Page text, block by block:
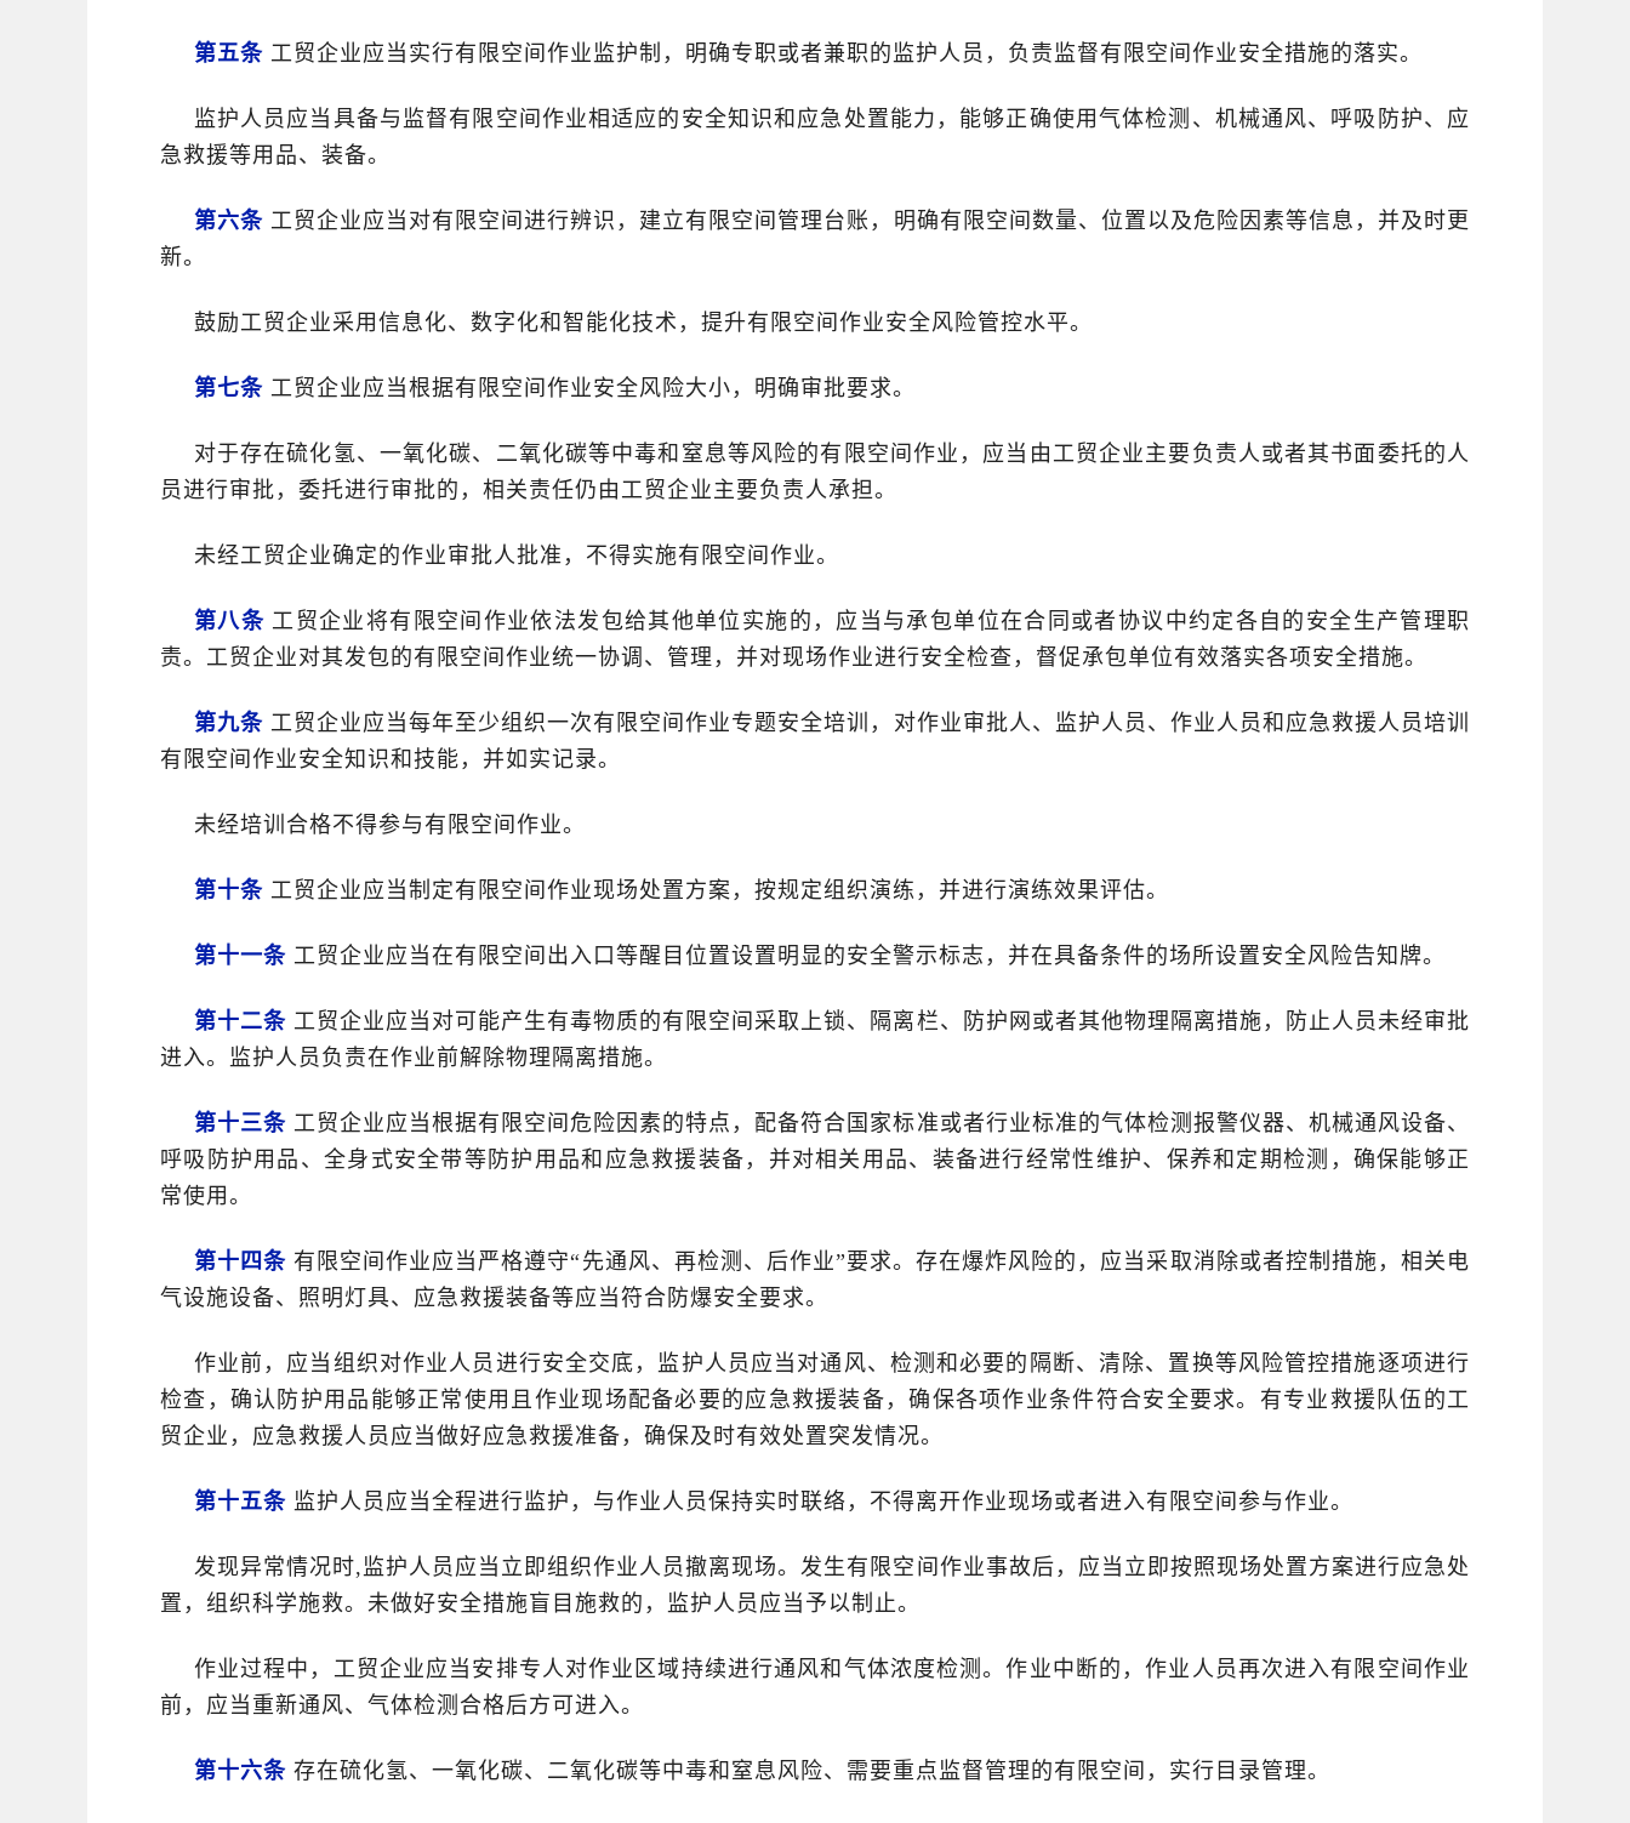
第五条工贸企业应当实行有限空间作业监护制，明确专职或者兼职的监护人员，负责监督有限空间作业安全措施的落实。
监护人员应当具备与监督有限空间作业相适应的安全知识和应急处置能力，能够正确使用气体检测、机械通风、呼吸防护、应
急救援等用品、装备。
第六条工贸企业应当对有限空间进行辨识，建立有限空间管理台账，明确有限空间数量、位置以及危险因素等信息，并及时更
新。
鼓励工贸企业采用信息化、数字化和智能化技术，提升有限空间作业安全风险管控水平。
第七条工贸企业应当根据有限空间作业安全风险大小，明确审批要求。
对于存在硫化氢、一氧化碳、二氧化碳等中毒和窒息等风险的有限空间作业，应当由工贸企业主要负责人或者其书面委托的人
员进行审批，委托进行审批的，相关责任仍由工贸企业主要负责人承担。
未经工贸企业确定的作业审批人批准，不得实施有限空间作业。
第八条工贸企业将有限空间作业依法发包给其他单位实施的，应当与承包单位在合同或者协议中约定各自的安全生产管理职
责。工贸企业对其发包的有限空间作业统一协调、管理，并对现场作业进行安全检查，督促承包单位有效落实各项安全措施。
第九条工贸企业应当每年至少组织一次有限空间作业专题安全培训，对作业审批人、监护人员、作业人员和应急救援人员培训
有限空间作业安全知识和技能，并如实记录。
未经培训合格不得参与有限空间作业。
第十条工贸企业应当制定有限空间作业现场处置方案，按规定组织演练，并进行演练效果评估。
第十一条工贸企业应当在有限空间出入口等醒目位置设置明显的安全警示标志，并在具备条件的场所设置安全风险告知牌。
第十二条工贸企业应当对可能产生有毒物质的有限空间采取上锁、隔离栏、防护网或者其他物理隔离措施，防止人员未经审批
进入。监护人员负责在作业前解除物理隔离措施。
第十三条工贸企业应当根据有限空间危险因素的特点，配备符合国家标准或者行业标准的气体检测报警仪器、机械通风设备、
呼吸防护用品、全身式安全带等防护用品和应急救援装备，并对相关用品、装备进行经常性维护、保养和定期检测，确保能够正
常使用。
第十四条有限空间作业应当严格遵守“先通风、再检测、后作业”要求。存在爆炸风险的，应当采取消除或者控制措施，相关电
气设施设备、照明灯具、应急救援装备等应当符合防爆安全要求。
作业前，应当组织对作业人员进行安全交底，监护人员应当对通风、检测和必要的隔断、清除、置换等风险管控措施逐项进行
检查，确认防护用品能够正常使用且作业现场配备必要的应急救援装备，确保各项作业条件符合安全要求。有专业救援队伍的工
贸企业，应急救援人员应当做好应急救援准备，确保及时有效处置突发情况。
第十五条监护人员应当全程进行监护，与作业人员保持实时联络，不得离开作业现场或者进入有限空间参与作业。
发现异常情况时,监护人员应当立即组织作业人员撤离现场。发生有限空间作业事故后，应当立即按照现场处置方案进行应急处
置，组织科学施救。未做好安全措施盲目施救的，监护人员应当予以制止。
作业过程中，工贸企业应当安排专人对作业区域持续进行通风和气体浓度检测。作业中断的，作业人员再次进入有限空间作业
前，应当重新通风、气体检测合格后方可进入。
第十六条存在硫化氢、一氧化碳、二氧化碳等中毒和窒息风险、需要重点监督管理的有限空间，实行目录管理。